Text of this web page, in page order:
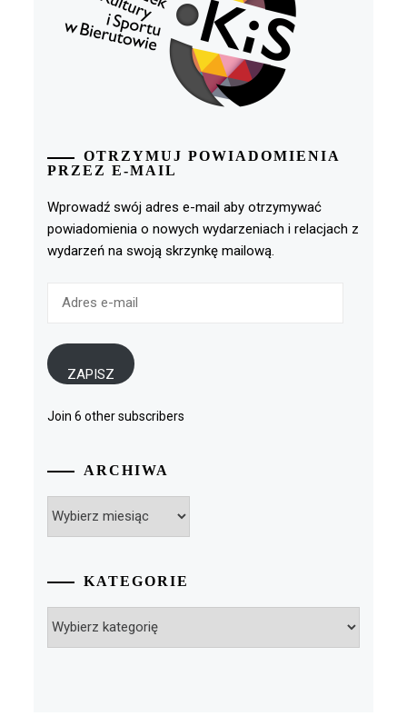
OTRZYMUJ POWIADOMIENIA
PRZEZ E-MAIL
Wprowadź swój adres e-mail aby otrzymywać
powiadomienia o nowych wydarzeniach i relacjach z
wydarzeń na swoją skrzynkę mailową.
ZAPISZ
Join 6 other subscribers
ARCHIWA
KATEGORIE